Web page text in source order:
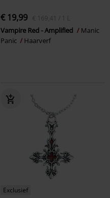
€ 19,99 € 169,41 / 1 L
Vampire Red - Amplified
Manic
Panic
Haarverf
Exclusief